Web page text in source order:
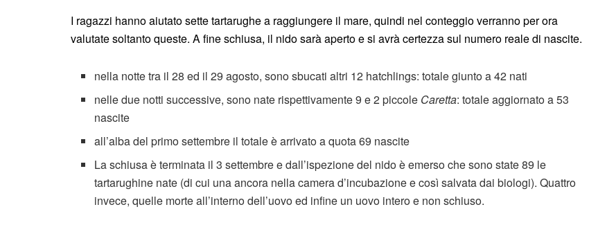
I ragazzi hanno aiutato sette tartarughe a raggiungere il mare, quindi nel conteggio verranno per ora
valutate soltanto queste. A fine schiusa, il nido sarà aperto e si avrà certezza sul numero reale di nascite.
nella notte tra il 28 ed il 29 agosto, sono sbucati altri 12 hatchlings: totale giunto a 42 nati
nelle due notti successive, sono nate rispettivamente 9 e 2 piccole Caretta: totale aggiornato a 53
nascite
all’alba del primo settembre il totale è arrivato a quota 69 nascite
La schiusa è terminata il 3 settembre e dall’ispezione del nido è emerso che sono state 89 le
tartarughine nate (di cui una ancora nella camera d’incubazione e così salvata dai biologi). Quattro
invece, quelle morte all’interno dell’uovo ed infine un uovo intero e non schiuso.